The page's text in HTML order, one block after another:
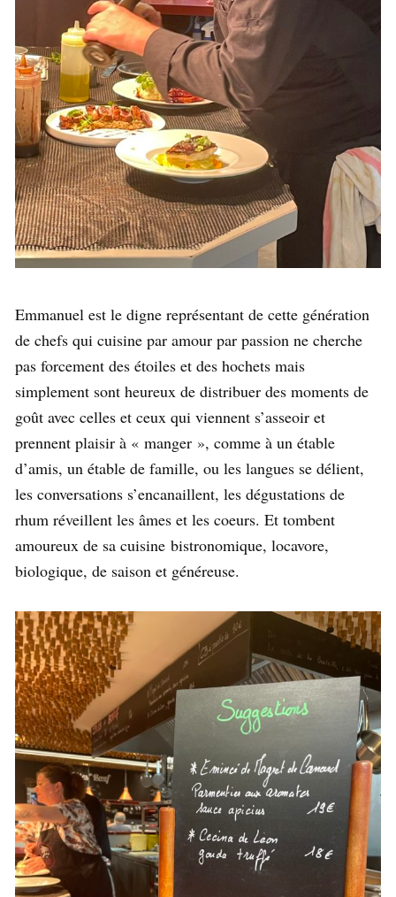
Emmanuel est le digne représentant de cette génération
de chefs qui cuisine par amour par passion ne cherche
pas forcement des étoiles et des hochets mais
simplement sont heureux de distribuer des moments de
goût avec celles et ceux qui viennent s’asseoir et
prennent plaisir à « manger », comme à un étable
d’amis, un étable de famille, ou les langues se délient,
les conversations s’encanaillent, les dégustations de
rhum réveillent les âmes et les coeurs. Et tombent
amoureux de sa cuisine bistronomique, locavore,
biologique, de saison et généreuse.